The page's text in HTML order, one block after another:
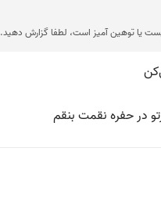
یا توهین آمیز است، لطفا گزارش دهید.
در حفره نقمت بنقم